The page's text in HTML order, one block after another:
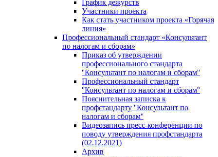
График дежурств
Участники проекта
Как стать участником проекта «Горячая
линия»
Профессиональный стандарт «Консультант
по налогам и сборам»
Приказ об утверждении
профессионального стандарта
''Консультант по налогам и сборам''
Профессиональный стандарт
''Консультант по налогам и сборам''
Пояснительная записка к
профстандарту ''Консультант по
налогам и сборам''
Видеозапись пресс-конференции по
поводу утверждения профстандарта
(02.12.2021)
Архив